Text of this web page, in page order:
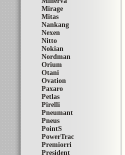
Mirage
Mitas
Nankang
Nexen
Nitto
Nokian
Nordman
Orium
Otani
Ovation
Paxaro
Petlas
Pirelli
Pneumant
Pneus
PointS
PowerTrac
Premiorri
President